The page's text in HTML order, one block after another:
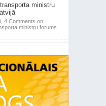
ministru
4 Comments on
ministru forums